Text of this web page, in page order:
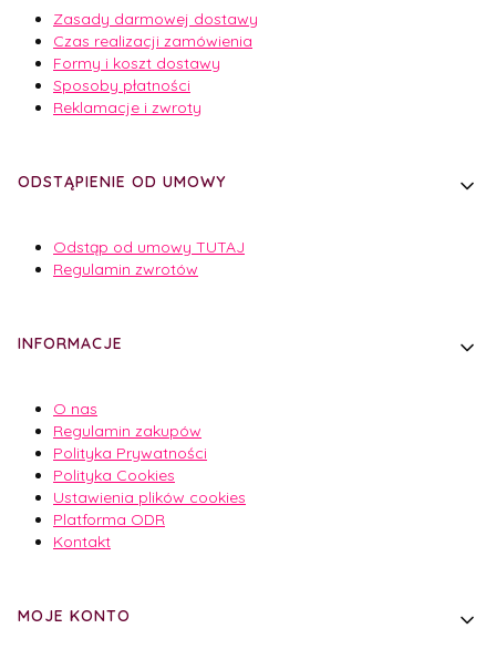
Zasady darmowej dostawy
Czas realizacji zamówienia
Formy i koszt dostawy
Sposoby płatności
Reklamacje i zwroty
ODSTĄPIENIE OD UMOWY
Odstąp od umowy TUTAJ
Regulamin zwrotów
INFORMACJE
O nas
Regulamin zakupów
Polityka Prywatności
Polityka Cookies
Ustawienia plików cookies
Platforma ODR
Kontakt
MOJE KONTO